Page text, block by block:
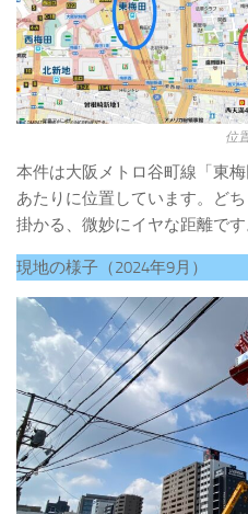
位
本件は大阪メトロ谷町線「東
あたりに位置しています。ど
掛かる、微妙にイヤな距離です
現地の様子（2024年9月）